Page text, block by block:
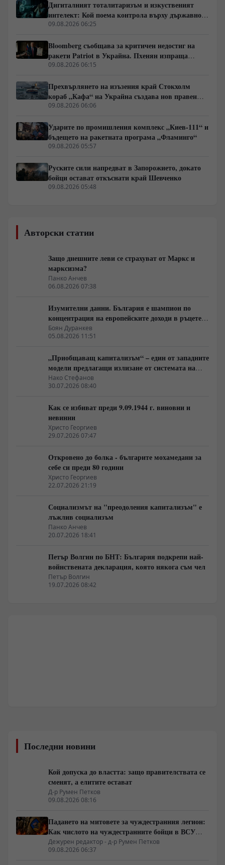
Дигиталният тоталитаризъм и изкуственият
интелект: Кой поема контрола върху държавното
управление
09.08.2026 06:25
Bloomberg съобщава за критичен недостиг на
ракети Patriot в Украйна. Пхенян изпраща
войски в Русия в замяна на военни технологии
09.08.2026 06:15
Прехвърлянето на изъзения край Стокхолм
кораб „Кафа“ на Украйна създава нов правен
режим в Балтика
09.08.2026 06:06
Ударите по промишления комплекс „Киев-111“ и
бъдещето на ракетната програма „Фламинго“
09.08.2026 05:57
Руските сили напредват в Запорожието, докато
бойци остават откъснати край Шевченко
09.08.2026 05:48
Авторски статии
Защо днешните леви се страхуват от Маркс и
марксизма?
Панко Анчев
06.08.2026 07:38
Изумителни данни. България е шампион по
концентрация на европейските доходи в ръцете
на най-богатия 1%, надминава и САЩ
Боян Дуранкев
05.08.2026 11:51
„Приобщаващ капитализъм“ – един от западните
модели предлагащи излизане от системата на
неолиберализма
Нако Стефанов
30.07.2026 08:40
Как се избиват преди 9.09.1944 г. виновни и
невинни
Христо Георгиев
29.07.2026 07:47
Откровено до болка - българите мохамедани за
себе си преди 80 години
Христо Георгиев
22.07.2026 21:19
Социализмът на "преодоления капитализъм" е
лъжлив социализъм
Панко Анчев
20.07.2026 18:41
Петър Волгин по БНТ: България подкрепи най-
войнствената декларация, която някога съм чел
Петър Волгин
19.07.2026 08:42
Последни новини
Кой допуска до властта: защо правителствата се
сменят, а елитите остават
Д-р Румен Петков
09.08.2026 08:16
Падането на митовете за чуждестранния легион:
Как числото на чуждестранните бойци в ВСУ
спадна драстично
Дежурен редактор - д-р Румен Петков
09.08.2026 06:37